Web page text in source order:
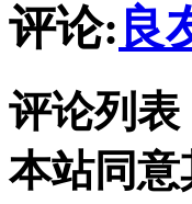
评论: 良
评论列
本站同